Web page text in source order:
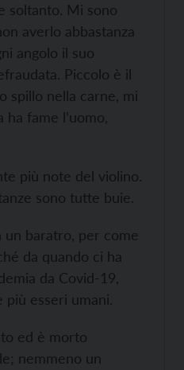
soltanto. Mi sono
averlo abbastanza
angolo il suo
Piccolo è il
spillo nella carne, mi
fame l’uomo,
più note del violino.
sono tutte buie.
un baratro, per come
da quando ci ha
da Covid-19,
più esseri umani.
ed è morto
nemmeno un